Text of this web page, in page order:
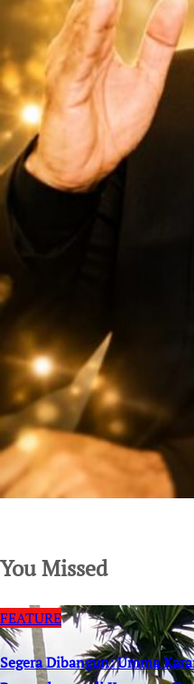
You Missed
FEATURE
Segera Dibangun: Umma